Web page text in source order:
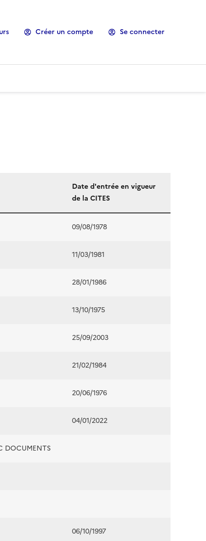
Créer un compte Se connecter
Date d'entrée en vigueur
de la CITES
09/08/1978
11/03/1981
28/01/1986
13/10/1975
25/09/2003
21/02/1984
20/06/1976
04/01/2022
DOCUMENTS
06/10/1997